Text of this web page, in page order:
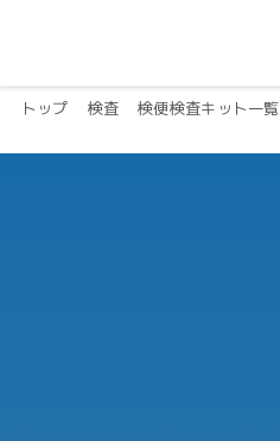
トップ 検査 検便検査キット一覧